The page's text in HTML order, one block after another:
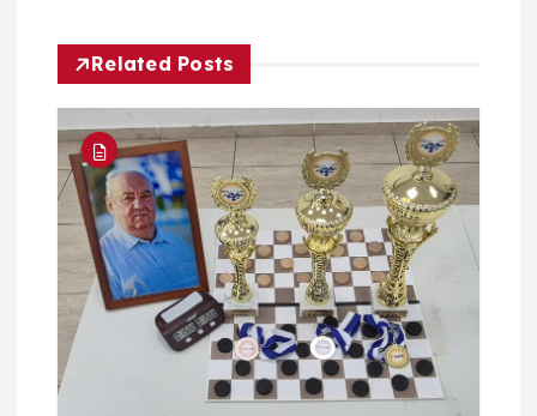
г
а
ц
и
я
п
о
Related Posts